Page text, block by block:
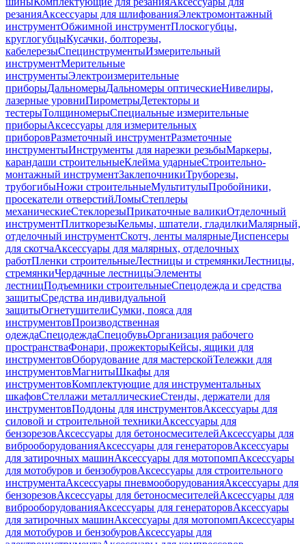
резанияАксессуары для шлифованияЭлектромонтажный
инструментОбжимной инструментПлоскогубцы,
круглогубцыКусачки, болторезы,
кабелерезыСпецинструментыИзмерительный
инструментМерительные
инструментыЭлектроизмерительные
приборыДальномерыДальномеры оптическиеНивелиры,
лазерные уровниПирометрыДетекторы и
тестерыТолщиномерыСпециальные измерительные
приборыАксессуары для измерительных
приборовРазметочный инструментРазметочные
инструментыИнструменты для нарезки резьбыМаркеры,
карандаши строительныеКлейма ударныеСтроительно-
монтажный инструментЗаклепочникиТруборезы,
трубогибыНожи строительныеМультитулыПробойники,
просекатели отверстийЛомыСтеплеры
механическиеСтеклорезыПрикаточные валикиОтделочный
инструментПлиткорезыКельмы, шпатели, гладилкиМалярный,
отделочный инструментСкотч, ленты малярныеДиспенсеры
для скотчаАксессуары для малярных, отделочных
работПленки строительныеЛестницы и стремянкиЛестницы,
стремянкиЧердачные лестницыЭлементы
лестницПодъемники строительныеСпецодежда и средства
защитыСредства индивидуальной
защитыОгнетушителиСумки, пояса для
инструментовПроизводственная
одеждаСпецодеждаСпецобувьОрганизация рабочего
пространстваФонари, прожекторыКейсы, ящики для
инструментовОборудование для мастерскойТележки для
инструментовМагнитыШкафы для
инструментовКомплектующие для инструментальных
шкафовСтеллажи металлическиеСтенды, держатели для
инструментовПоддоны для инструментовАксессуары для
силовой и строительной техникиАксессуары для
бензорезовАксессуары для бетоносмесителейАксессуары для
виброоборудованияАксессуары для генераторовАксессуары
для затирочных машинАксессуары для мотопомпАксессуары
для мотобуров и бензобуровАксессуары для строительного
инструментаАксессуары пневмооборудованияАксессуары для
бензорезовАксессуары для бетоносмесителейАксессуары для
виброоборудованияАксессуары для генераторовАксессуары
для затирочных машинАксессуары для мотопомпАксессуары
для мотобуров и бензобуровАксессуары для